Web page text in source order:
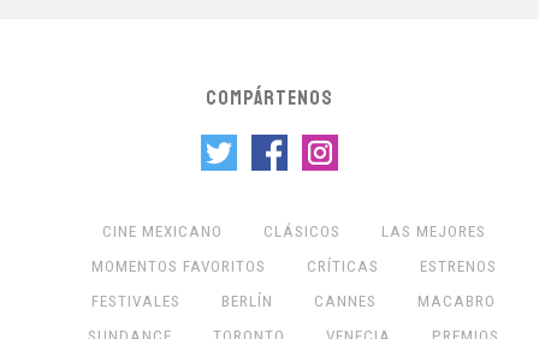
COMPÁRTENOS
CINE MEXICANO CLÁSICOS
LAS MEJORES
MOMENTOS FAVORITOS
CRÍTICAS
ESTRENOS
FESTIVALES
BERLÍN CANNES
MACABRO